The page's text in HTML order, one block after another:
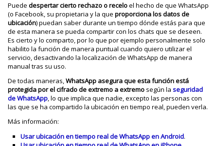
Puededespertar cierto rechazo o receloel hecho de que WhatsApp
(o Facebook, su propietaria y la queproporciona los datos de
ubicación) puedan saber durante un tiempo dónde estás para que
de esta manera se pueda compartir con los chats que se deseen.
Es cierto y lo comparto, por lo que por ejemplo personalmente solo
habilito la función de manera puntual cuando quiero utilizar el
servicio, desactivando la localización de WhatsApp de manera
manual tras su uso.
De todas maneras,WhatsApp asegura que esta función está
protegida por el cifrado de extremo a extremo según laseguridad
de WhatsApp, lo que implica que nadie, excepto las personas con
las que se ha compartido la ubicación en tiempo real, pueden verla.
Más información:
Usar ubicación en tiempo real de WhatsApp en Android.